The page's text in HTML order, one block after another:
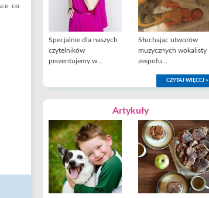
co
Specjalnie dla naszych
czytelników
prezentujemy w...
Słuchając utworów
muzycznych wokalisty
zespołu...
CZYTAJ WIĘCEJ >
Artykuły